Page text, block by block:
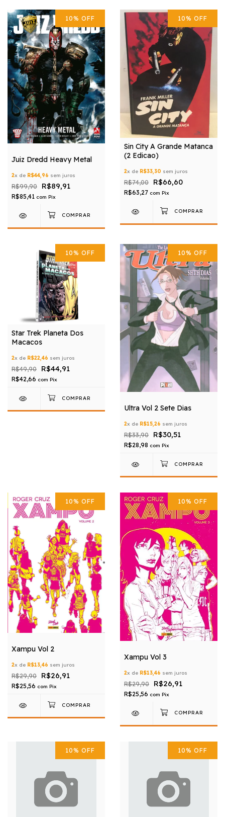
10% OFF
Juiz Dredd Heavy Metal
2x de R$44,96 sem juros
R$99,90 R$89,91
R$85,41 com Pix
10% OFF
Sin City A Grande Matanca
(2 Edicao)
2x de R$33,30 sem juros
R$74,00 R$66,60
R$63,27 com Pix
10% OFF
Star Trek Planeta Dos
Macacos
2x de R$22,46 sem juros
R$49,90 R$44,91
R$42,66 com Pix
10% OFF
Ultra Vol 2 Sete Dias
2x de R$15,26 sem juros
R$33,90 R$30,51
R$28,98 com Pix
10% OFF
Xampu Vol 2
2x de R$13,46 sem juros
R$29,90 R$26,91
R$25,56 com Pix
10% OFF
Xampu Vol 3
2x de R$13,46 sem juros
R$29,90 R$26,91
R$25,56 com Pix
10% OFF 10% OFF